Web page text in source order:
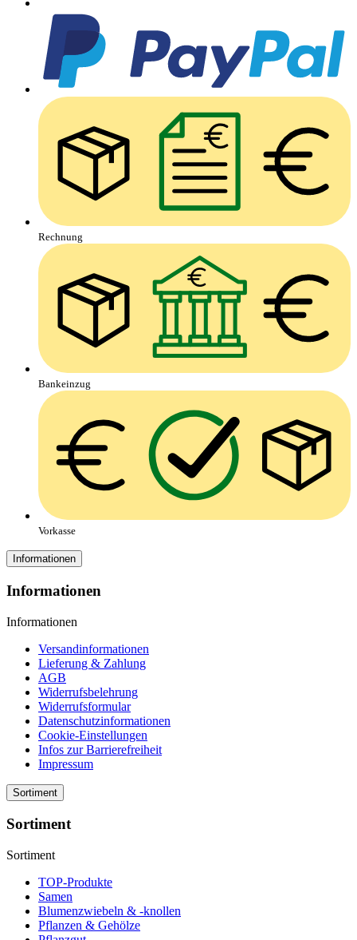
Rechnung
Bankeinzug
Vorkasse
Informationen
Informationen
Informationen
Versandinformationen
Lieferung & Zahlung
AGB
Widerrufsbelehrung
Widerrufsformular
Datenschutzinformationen
Cookie-Einstellungen
Infos zur Barrierefreiheit
Impressum
Sortiment
Sortiment
Sortiment
TOP-Produkte
Samen
Blumenzwiebeln & -knollen
Pflanzen & Gehölze